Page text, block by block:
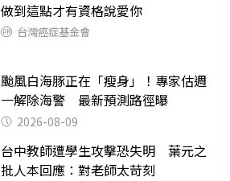
做到這點才有資格說愛你
台灣癌症基金會
颱風白海豚正在「瘦身」！專家估週
一解除海警 最新預測路徑曝
2026-08-09
台中教師遭學生攻擊恐失明 葉元之
批人本回應：對老師太苛刻